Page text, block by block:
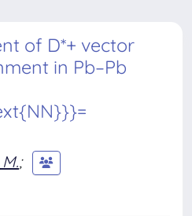
of D*+ vector
in Pb–Pb
;